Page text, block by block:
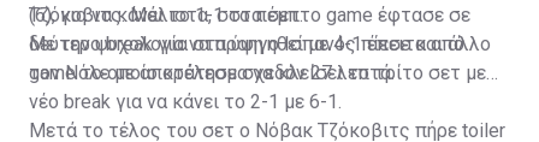
(6), για να κάνει το 1-1 στα σετ.
Τζόκοβιτς. Μάλιστα, στο πέμπτο game έφτασε σε
δεύτερο break για να προηγηθεί με 4-1 έπειτα από
game το οποίο κράτησε σχεδόν 27 λεπτά.
Με την ψυχολογία στα ύψη ο Ισπανός πίεσε και άλλο
τον Νόλε με αποτέλεσμα να κλείσει το τρίτο σετ με
νέο break για να κάνει το 2-1 με 6-1.
Μετά το τέλος του σετ ο Νόβακ Τζόκοβιτς πήρε toiler